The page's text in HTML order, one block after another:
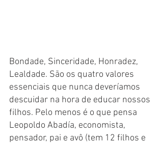
Bondade, Sinceridade, Honradez,
Lealdade. São os quatro valores
essenciais que nunca deveríamos
descuidar na hora de educar nossos
filhos. Pelo menos é o que pensa
Leopoldo Abadía, economista,
pensador, pai e avô (tem 12 filhos e